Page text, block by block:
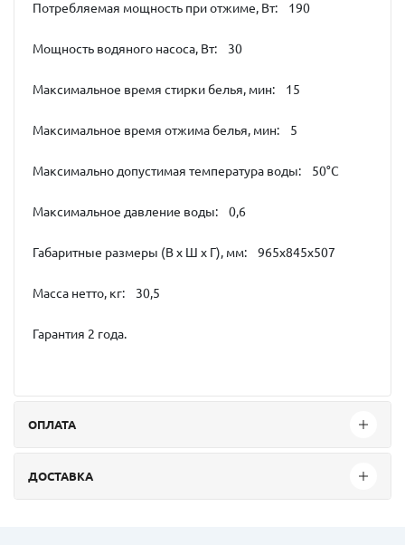
Потребляемая мощность при отжиме, Вт: 190
Мощность водяного насоса, Вт: 30
Максимальное время стирки белья, мин: 15
Максимальное время отжима белья, мин: 5
Максимально допустимая температура воды: 50°С
Максимальное давление воды: 0,6
Габаритные размеры (В х Ш х Г), мм: 965х845х507
Масса нетто, кг: 30,5
Гарантия 2 года.
ОПЛАТА
ДОСТАВКА